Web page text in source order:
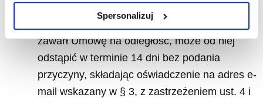
Spersonalizuj
o Usługę doradczą określa ta Umowa.
Przedsiębiorca na prawach konsumenta, który
zawarł Umowę na odległość, może od niej
odstąpić w terminie 14 dni bez podania
przyczyny, składając oświadczenie na adres e-
mail wskazany w § 3, z zastrzeżeniem ust. 4 i